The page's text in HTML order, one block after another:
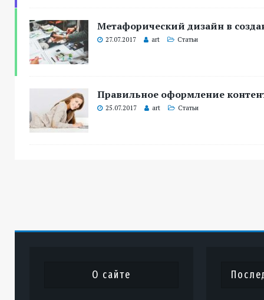
Метафорический дизайн в
27.07.2017 art Статьи
Правильное оформление
25.07.2017 art Статьи
О сайте